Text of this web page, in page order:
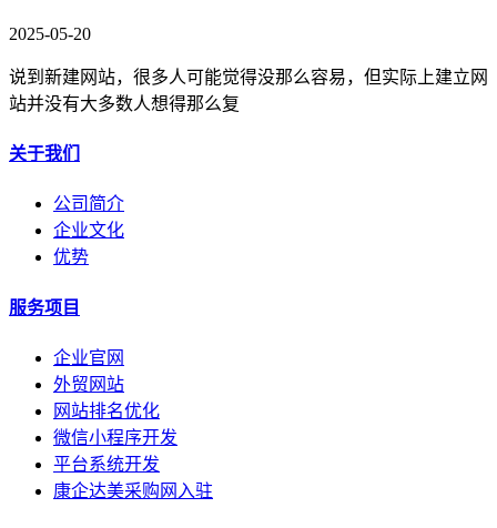
2025-05-20
说到新建网站，很多人可能觉得没那么容易，但实际上建立网
站并没有大多数人想得那么复
关于我们
公司简介
企业文化
优势
服务项目
企业官网
外贸网站
网站排名优化
微信小程序开发
平台系统开发
康企达美采购网入驻